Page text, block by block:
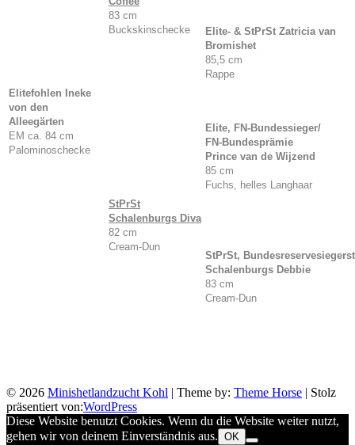
Elitefohlen Ineke
von den
Alleegärten
EM ca. 84 cm
Palominoschecke
83 cm
Buckskinschecke
Elite- & StPrSt Zatricia van
Bromishet
85,5 cm
Rappe
StPrSt
Schalenburgs Diva
82 cm
Cream-Dun
Elite, FN-Bundessieger/
FN-Bundesprämie
Prince van de Wijzend
85 cm
Fuchs, helles Langhaar
StPrSt,
Schalenburgs Debbie
83 cm
Cream-Dun
© 2026 Minishetlandzucht Kohl | Theme by: Theme Horse | Stolz
präsentiert von:WordPress
Diese Website benutzt Cookies. Wenn du die Website weiter nutzt,
gehen wir von deinem Einverständnis aus. OK